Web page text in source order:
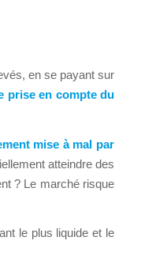
en se payant sur
prise en compte du
mise à mal par
atteindre des
? Le marché risque
le plus liquide et le